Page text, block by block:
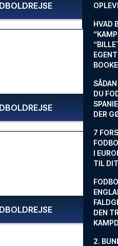
HVAD
DU
DER
7
I
TIL
DEN
2.